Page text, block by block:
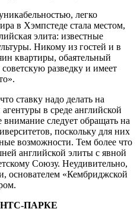
легко
в Хэмпстеде стала местом,
элита: известные
Никому из гостей и в
квартиры, обаятельный
разведку и имеет
ставку надо делать на
в среде английской
следует обращать на
поскольку для них
возможности. Тем более что
английской элиты с явной
Союзу. Неудивительно,
основателем «Кембриджской
ПАРКЕ